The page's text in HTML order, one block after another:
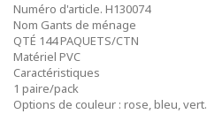
Numéro d'article. H130074
Nom Gants de ménage
QTÉ 144 PAQUETS/CTN
Matériel PVC
Caractéristiques
1 paire/pack
Options de couleur : rose, bleu, vert.